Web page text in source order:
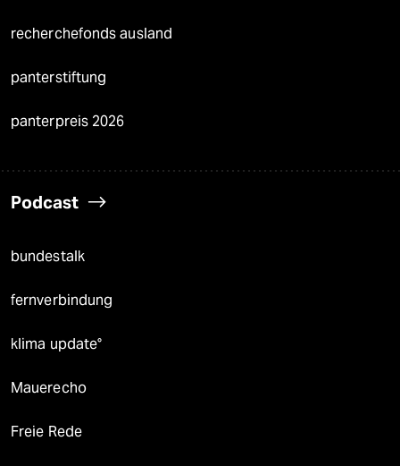
recherchefonds ausland
panterstiftung
panterpreis 2026
Podcast
bundestalk
fernverbindung
klima update°
Mauerecho
Freie Rede